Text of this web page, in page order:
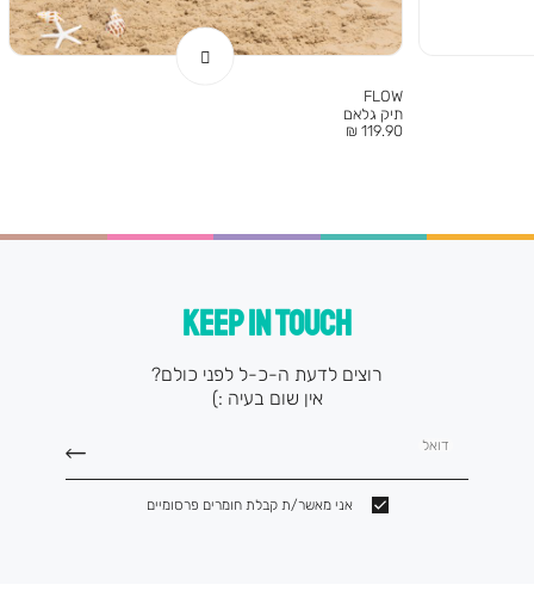
FLOW
תיק גלאם
מחיר
119.90 ₪
KEEP IN TOUCH
רוצים לדעת ה-כ-ל לפני כולם?
אין שום בעיה :)
דואל
אני מאשר/ת קבלת חומרים פרסומיים